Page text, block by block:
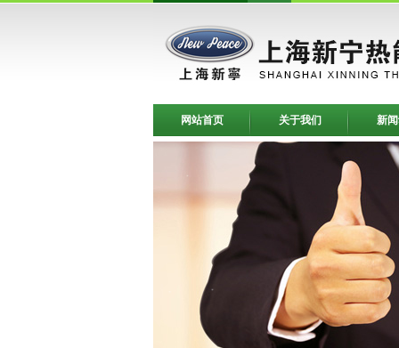
网站首页 关于我们 新